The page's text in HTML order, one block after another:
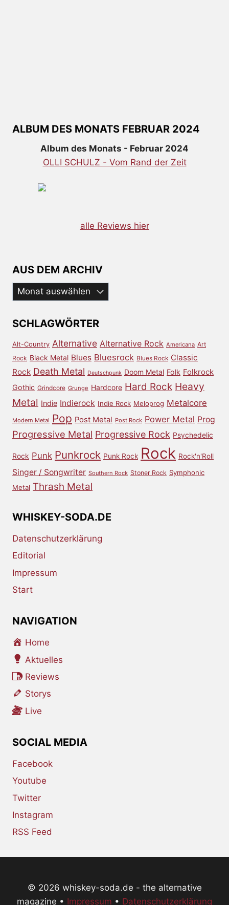
ALBUM DES MONATS FEBRUAR 2024
Album des Monats - Februar 2024
OLLI SCHULZ - Vom Rand der Zeit
alle Reviews hier
AUS DEM ARCHIV
Aus
dem
SCHLAGWÖRTER
Alt-Country Alternative Alternative Rock Americana Art
Rock Black Metal Blues Bluesrock Blues Rock Classic
Rock Death Metal Deutschpunk Doom Metal Folk Folkrock
Gothic Grindcore Grunge Hardcore Hard Rock Heavy
Metal Indie Indierock Indie Rock Meloprog Metalcore
Modern Metal Pop Post Metal Post Rock Power Metal Prog
Progressive Metal Progressive Rock Psychedelic
Rock Punk Punkrock Punk Rock Rock Rock'n'Roll
Singer / Songwriter Southern Rock Stoner Rock Symphonic
Metal Thrash Metal
WHISKEY-SODA.DE
Datenschutzerklärung
Editorial
Impressum
Start
NAVIGATION
Home
Aktuelles
Reviews
Storys
Live
SOCIAL MEDIA
Facebook
Youtube
Twitter
Instagram
RSS Feed
© 2026 whiskey-soda.de - the alternative
magazine • Impressum • Datenschutzerklärung